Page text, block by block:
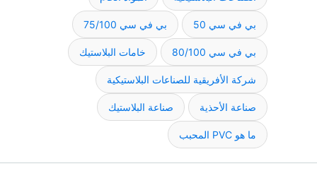
بي في سي 50 بي في سي 75/100
بي في سي 80/100 خامات البلاستيك
شركة الأفريقية للصناعات البلاستيكية
صناعة الأحذية صناعة البلاستيك
ما هو PVC المحبب